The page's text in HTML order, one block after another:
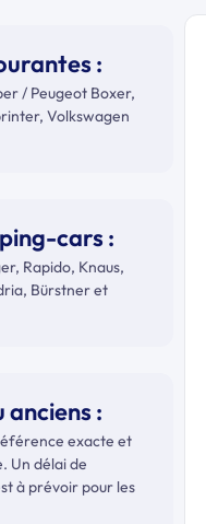
:
/ Peugeot Boxer,
Volkswagen
cars :
Rapido, Knaus,
Bürstner et
anciens :
exacte et
Un délai de
à prévoir pour les